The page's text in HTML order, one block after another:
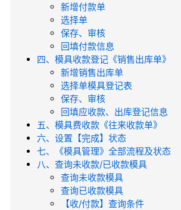
新增付款单
选择单
保存、审核
回填付款信息
四、模具收款登记《销售出库单》
新增销售出库单
选择单模具登记表
保存、审核
回填应收款、出库登记信息
五、模具费收款《往来收款单》
六、设置【完成】状态
七、《模具管理》全部流程及状态
八、查询未收款/已收款模具
查询未收款模具
查询已收款模具
【收/付款】查询条件